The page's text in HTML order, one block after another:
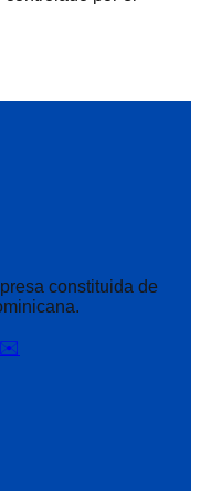
constituida de
✉️